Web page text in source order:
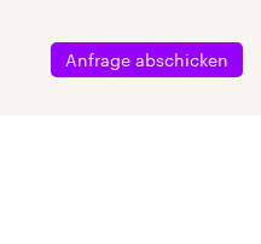
Anfrage abschicken